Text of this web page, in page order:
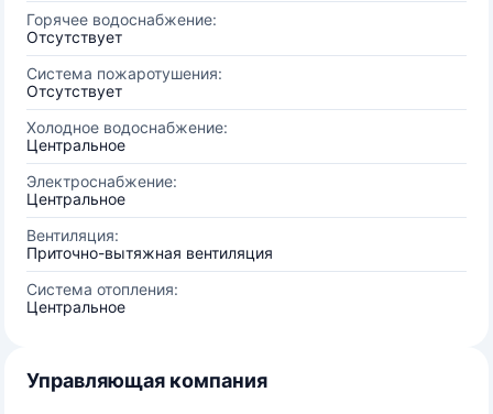
Горячее водоснабжение:
Отсутствует
Система пожаротушения:
Отсутствует
Холодное водоснабжение:
Центральное
Электроснабжение:
Центральное
Вентиляция:
Приточно-вытяжная вентиляция
Система отопления:
Центральное
Управляющая компания